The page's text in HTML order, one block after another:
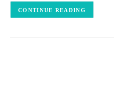
CONTINUE READING